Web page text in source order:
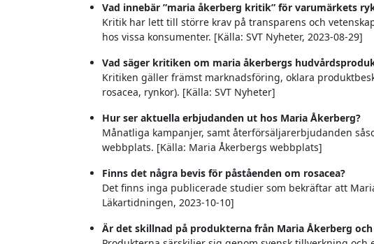
Vad innebär ”maria åkerberg kritik” för varumärkets
Kritik har lett till större krav på transparens och
hos vissa konsumenter. [Källa: SVT Nyheter, 2023-08-29]
Vad säger kritiken om maria åkerbergs
Kritiken gäller främst marknadsföring, oklara
rosacea, rynkor). [Källa: SVT Nyheter]
Hur ser aktuella erbjudanden ut hos Maria Åkerberg?
Månatliga kampanjer, samt återförsäljarerbjudanden
webbplats. [Källa: Maria Åkerbergs webbplats]
Finns det några bevis för påståenden om rosacea?
Det finns inga publicerade studier som bekräftar att
Läkartidningen, 2023-10-10]
Är det skillnad på produkterna från Maria Åkerberg